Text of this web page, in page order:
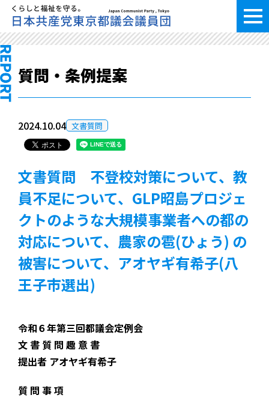
質問・条例提案
2024.10.04 文書質問
文書質問 不登校対策について、教
員不足について、GLP昭島プロジェ
クトのような大規模事業者への都の
対応について、農家の雹(ひょう) の
被害について、アオヤギ有希子(八
王子市選出)
令和６年第三回都議会定例会
文 書 質 問 趣 意 書
提出者 アオヤギ有希子
質 問 事 項